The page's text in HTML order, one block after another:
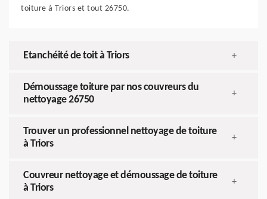
toiture à Triors et tout 26750.
Etanchéité de toit à Triors +
Démoussage toiture par nos couvreurs du
nettoyage 26750
+
Trouver un professionnel nettoyage de toiture
à Triors
+
Couvreur nettoyage et démoussage de toiture
à Triors
+